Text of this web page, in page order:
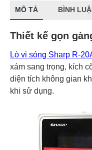
MÔ TẢ BÌNH
Thiết kế gọn
Lò vi sóng Sharp R-
xám sang trọng, kích
diện tích không gian
khi sử dụng.